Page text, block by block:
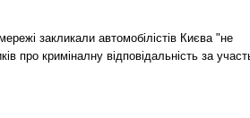
закликали автомобілістів Києва "не
про криміналну відповідальність за